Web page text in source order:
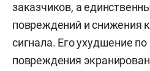
заказчиков, а
повреждений и снижения
сигнала. Его ухудшение
повреждения